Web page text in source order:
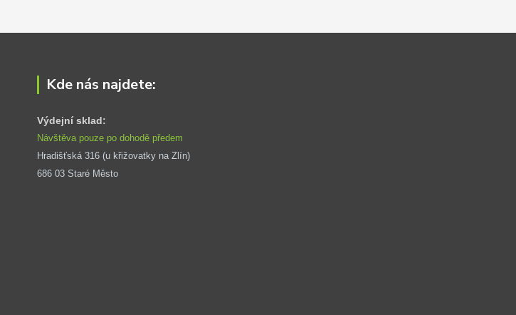
Kde nás najdete:
Výdejní sklad:
Návštěva pouze po dohodě předem
Hradišťská 316 (u křižovatky na Zlín)
686 03 Staré Město